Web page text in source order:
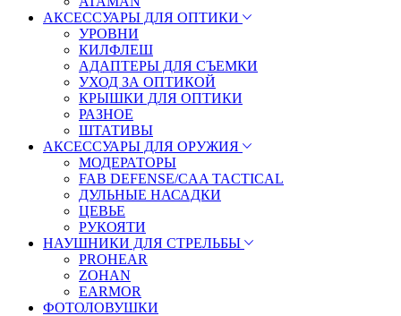
АКСЕССУАРЫ ДЛЯ ОПТИКИ
УРОВНИ
КИЛФЛЕШ
АДАПТЕРЫ ДЛЯ СЪЕМКИ
УХОД ЗА ОПТИКОЙ
КРЫШКИ ДЛЯ ОПТИКИ
РАЗНОЕ
ШТАТИВЫ
АКСЕССУАРЫ ДЛЯ ОРУЖИЯ
МОДЕРАТОРЫ
FAB DEFENSE/CAA TACTICAL
ДУЛЬНЫЕ НАСАДКИ
ЦЕВЬЕ
РУКОЯТИ
НАУШНИКИ ДЛЯ СТРЕЛЬБЫ
PROHEAR
ZOHAN
EARMOR
ФОТОЛОВУШКИ